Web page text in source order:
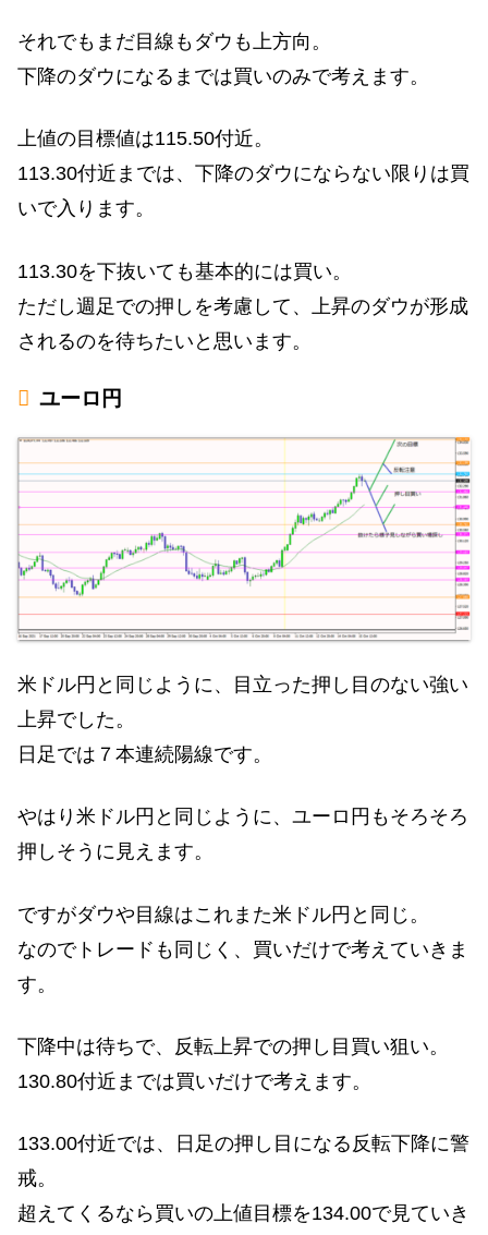
それでもまだ目線もダウも上方向。
下降のダウになるまでは買いのみで考えます。
上値の目標値は115.50付近。
113.30付近までは、下降のダウにならない限りは買
いで入ります。
113.30を下抜いても基本的には買い。
ただし週足での押しを考慮して、上昇のダウが形成
されるのを待ちたいと思います。
ユーロ円
米ドル円と同じように、目立った押し目のない強い
上昇でした。
日足では７本連続陽線です。
やはり米ドル円と同じように、ユーロ円もそろそろ
押しそうに見えます。
ですがダウや目線はこれまた米ドル円と同じ。
なのでトレードも同じく、買いだけで考えていきま
す。
下降中は待ちで、反転上昇での押し目買い狙い。
130.80付近までは買いだけで考えます。
133.00付近では、日足の押し目になる反転下降に警
戒。
超えてくるなら買いの上値目標を134.00で見ていき